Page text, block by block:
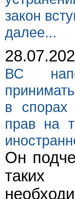
закон
далее...
ВС
в
прав на
Он